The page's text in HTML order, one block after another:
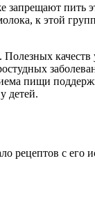
к этой
пищи
детей.
рецептов с его